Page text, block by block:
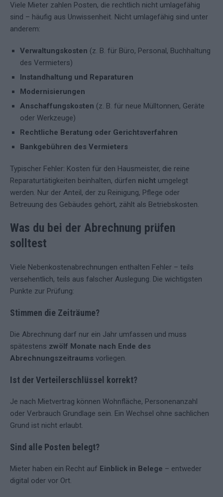
Viele Mieter zahlen Posten, die rechtlich nicht umlagefähig
sind – häufig aus Unwissenheit. Nicht umlagefähig sind unter
anderem:
Verwaltungskosten (z. B. für Büro, Personal, Buchhaltung
des Vermieters)
Instandhaltung und Reparaturen
Modernisierungen
Anschaffungskosten (z. B. für neue Mülltonnen, Geräte
oder Werkzeuge)
Rechtliche Beratung oder Gerichtsverfahren
Bankgebühren des Vermieters
Typischer Fehler: Kosten für den Hausmeister, die reine
Reparaturtätigkeiten beinhalten, dürfen nicht umgelegt
werden. Nur der Anteil, der zu Reinigung, Pflege oder
Betreuung des Gebäudes gehört, zählt als Betriebskosten.
Was du bei der Abrechnung prüfen
solltest
Viele Nebenkostenabrechnungen enthalten Fehler – teils
versehentlich, teils aus falscher Auslegung. Die wichtigsten
Punkte zur Prüfung:
Stimmen die Zeiträume?
Die Abrechnung darf nur ein Jahr umfassen und muss
spätestens zwölf Monate nach Ende des
Abrechnungszeitraums vorliegen.
Ist der Verteilerschlüssel korrekt?
Je nach Mietvertrag können Wohnfläche, Personenanzahl
oder Verbrauch Grundlage sein. Ein Wechsel ohne sachlichen
Grund ist nicht erlaubt.
Sind alle Posten belegt?
Mieter haben ein Recht auf Einblick in Belege – entweder
digital oder vor Ort.